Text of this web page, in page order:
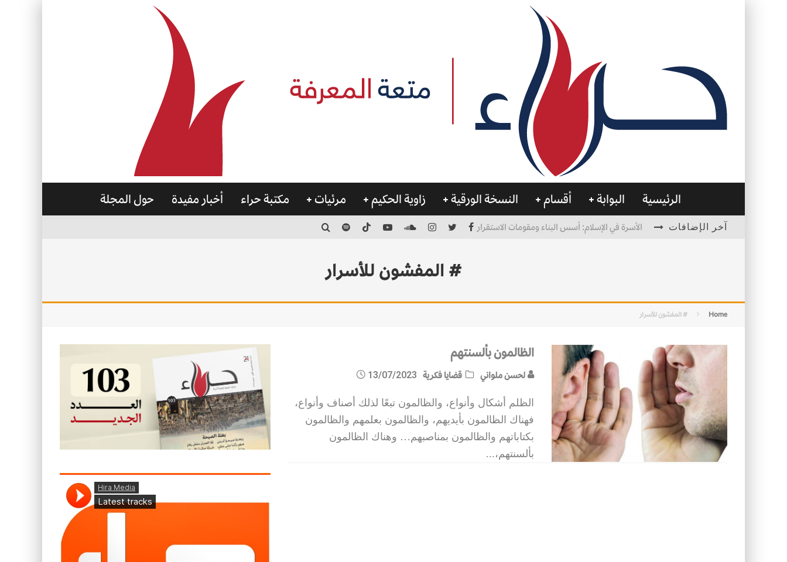
الرئيسية البوابة أقسام النسخة الورقية زاوية الحكيم مرئيات مكتبة حراء أخبار مفيدة حول المجلة
آخر الإضافات الأسرة في الإسلام: أسس البناء ومقومات الاستقرار
# المفشون للأسرار
Home # المفشون للأسرار
الظالمون بألسنتهم
لحسن ملواني قضايا فكرية 13/07/2023
الظلم أشكال وأنواع، والظالمون تبعًا لذلك أصناف وأنواع،
فهناك الظالمون بأيديهم، والظالمون بعلمهم والظالمون
بكتاباتهم والظالمون بمناصبهم… وهناك الظالمون
بألسنتهم، ...